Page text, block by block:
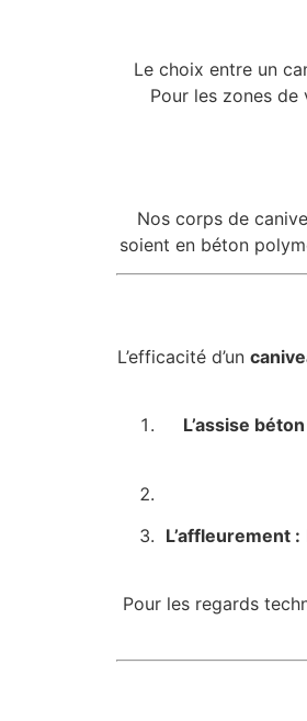
Le choix entre un
Pour les zones de
Nos corps de
soient en béton
L’efficacité d’un
L’assise
L’affleurement :
Pour les regards